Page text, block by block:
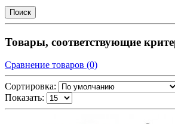
Товары, соответствующие
Сравнение товаров (0)
Сортировка:
Показать: